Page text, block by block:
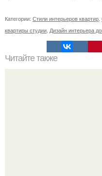
Категории: Стили интерьеров квартир,
квартиры студии, Дизайн интерьера
Читайте также